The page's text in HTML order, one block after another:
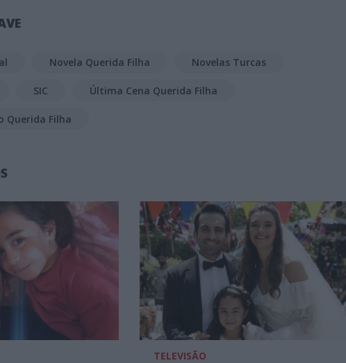
Novela Querida Filha Novelas Turcas
SIC Última Cena Querida Filha
Querida Filha
TELEVISÃO